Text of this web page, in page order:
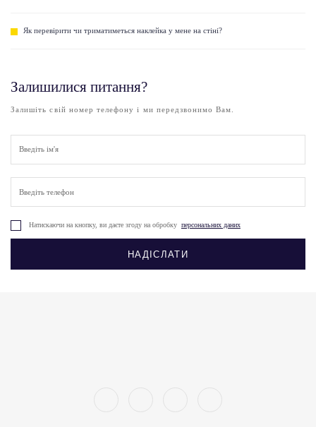
Як перевірити чи триматиметься наклейка у мене на стіні?
Залишилися питання?
Залишіть свій номер телефону і ми передзвонимо Вам.
Натискаючи на кнопку, ви даєте згоду на обробку персональних даних
НАДІСЛАТИ